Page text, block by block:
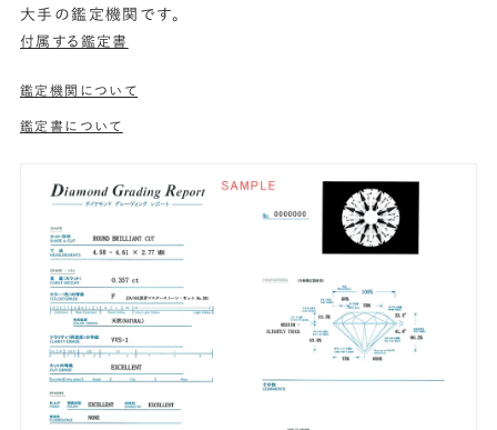
大手の鑑定機関です。
付属する鑑定書
鑑定機関について
鑑定書について